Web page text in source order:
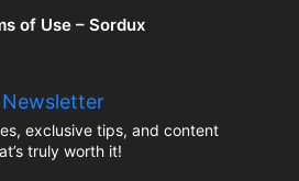
of Use – Sordux
Newsletter
exclusive tips, and content
truly worth it!